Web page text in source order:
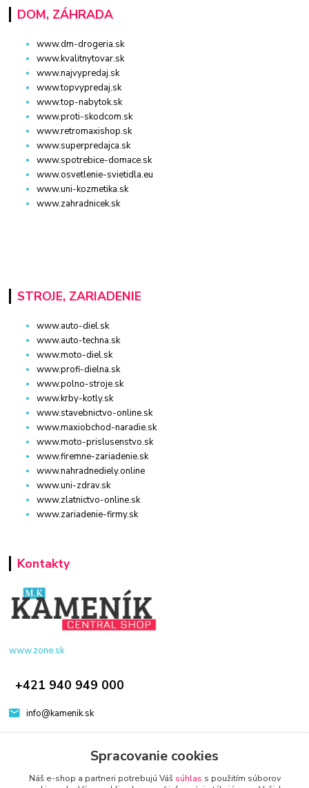
DOM, ZÁHRADA
www.dm-drogeria.sk
www.kvalitnytovar.sk
www.najvypredaj.sk
www.topvypredaj.sk
www.top-nabytok.sk
www.proti-skodcom.sk
www.retromaxishop.sk
www.superpredajca.sk
www.spotrebice-domace.sk
www.osvetlenie-svietidla.eu
www.uni-kozmetika.sk
www.zahradnicek.sk
STROJE, ZARIADENIE
www.auto-diel.sk
www.auto-techna.sk
www.moto-diel.sk
www.profi-dielna.sk
www.polno-stroje.sk
www.krby-kotly.sk
www.stavebnictvo-online.sk
www.maxiobchod-naradie.sk
www.moto-prislusenstvo.sk
www.firemne-zariadenie.sk
www.nahradnediely.online
www.uni-zdrav.sk
www.zlatnictvo-online.sk
www.zariadenie-firmy.sk
Kontakty
www.zone.sk
+421 940 949 000
info@kamenik.sk
Spracovanie cookies
Náš e-shop a partneri potrebujú Váš súhlas s použitím súborov